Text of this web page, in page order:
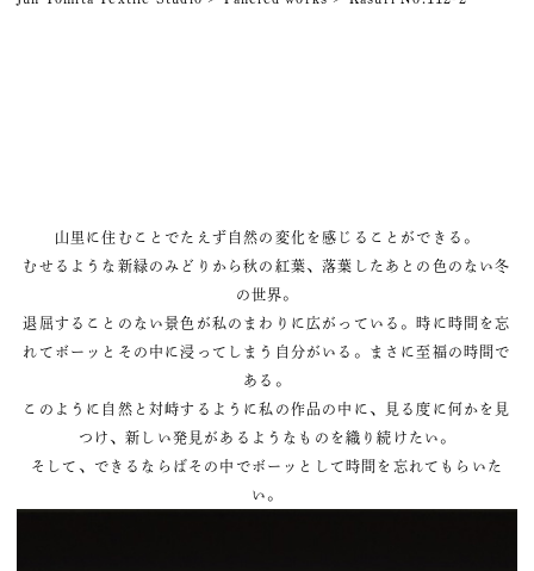
山里に住むことでたえず自然の変化を感じることができる。
むせるような新緑のみどりから秋の紅葉、落葉したあとの色のない冬
の世界。
退屈することのない景色が私のまわりに広がっている。時に時間を忘
れてボーッとその中に浸ってしまう自分がいる。まさに至福の時間で
ある。
このように自然と対峙するように私の作品の中に、見る度に何かを見
つけ、新しい発見があるようなものを織り続けたい。
そして、できるならばその中でボーッとして時間を忘れてもらいた
い。